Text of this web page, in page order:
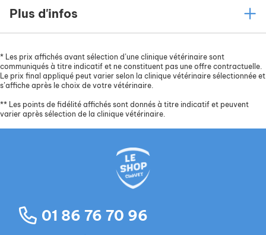
Plus d'infos
* Les prix affichés avant sélection d’une clinique vétérinaire sont
communiqués à titre indicatif et ne constituent pas une offre contractuelle.
Le prix final appliqué peut varier selon la clinique vétérinaire sélectionnée et
s’affiche après le choix de votre vétérinaire.
** Les points de fidélité affichés sont donnés à titre indicatif et peuvent
varier après sélection de la clinique vétérinaire.
01 86 76 70 96